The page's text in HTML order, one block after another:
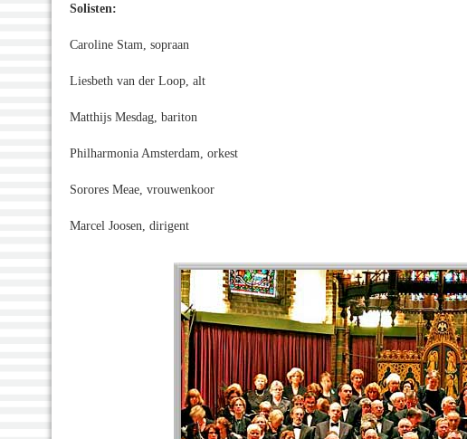
Solisten:
Caroline Stam, sopraan
Liesbeth van der Loop, alt
Matthijs Mesdag, bariton
Philharmonia Amsterdam, orkest
Sorores Meae, vrouwenkoor
Marcel Joosen, dirigent